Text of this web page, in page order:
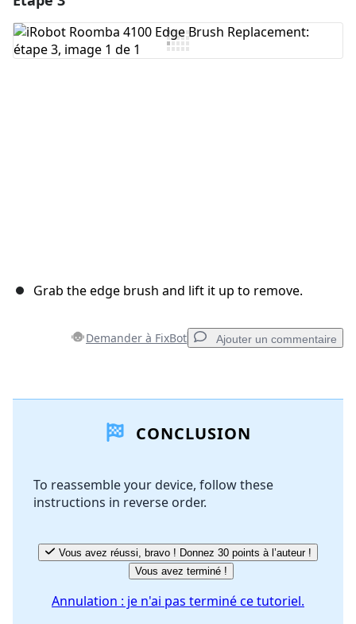
Ajouter un commentaire
Grab the edge brush and lift it up to remove.
Demander à FixBot Ajouter un commentaire
Ajouter un commentaire
Annuler Publier un commentaire
CONCLUSION
To reassemble your device, follow these
instructions in reverse order.
Vous avez réussi, bravo ! Donnez 30 points à l’auteur !
Vous avez terminé !
Annulation : je n'ai pas terminé ce tutoriel.